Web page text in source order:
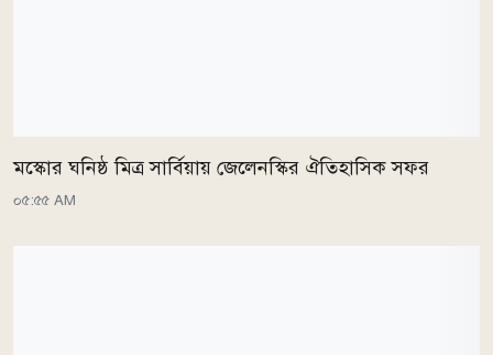
মস্কোর ঘনিষ্ঠ মিত্র সার্বিয়ায় জেলেনস্কির ঐতিহাসিক সফর
০৫:৫৫ AM